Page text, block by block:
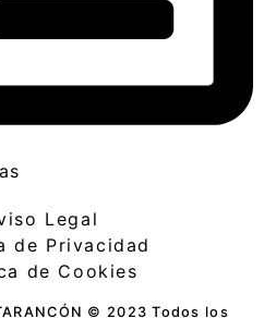
Legal
de Privacidad
de Cookies
© 2023 Todos los